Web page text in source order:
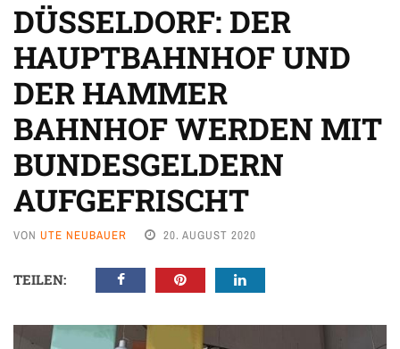
DÜSSELDORF: DER
HAUPTBAHNHOF UND
DER HAMMER
BAHNHOF WERDEN MIT
BUNDESGELDERN
AUFGEFRISCHT
VON UTE NEUBAUER 20. AUGUST 2020
TEILEN: